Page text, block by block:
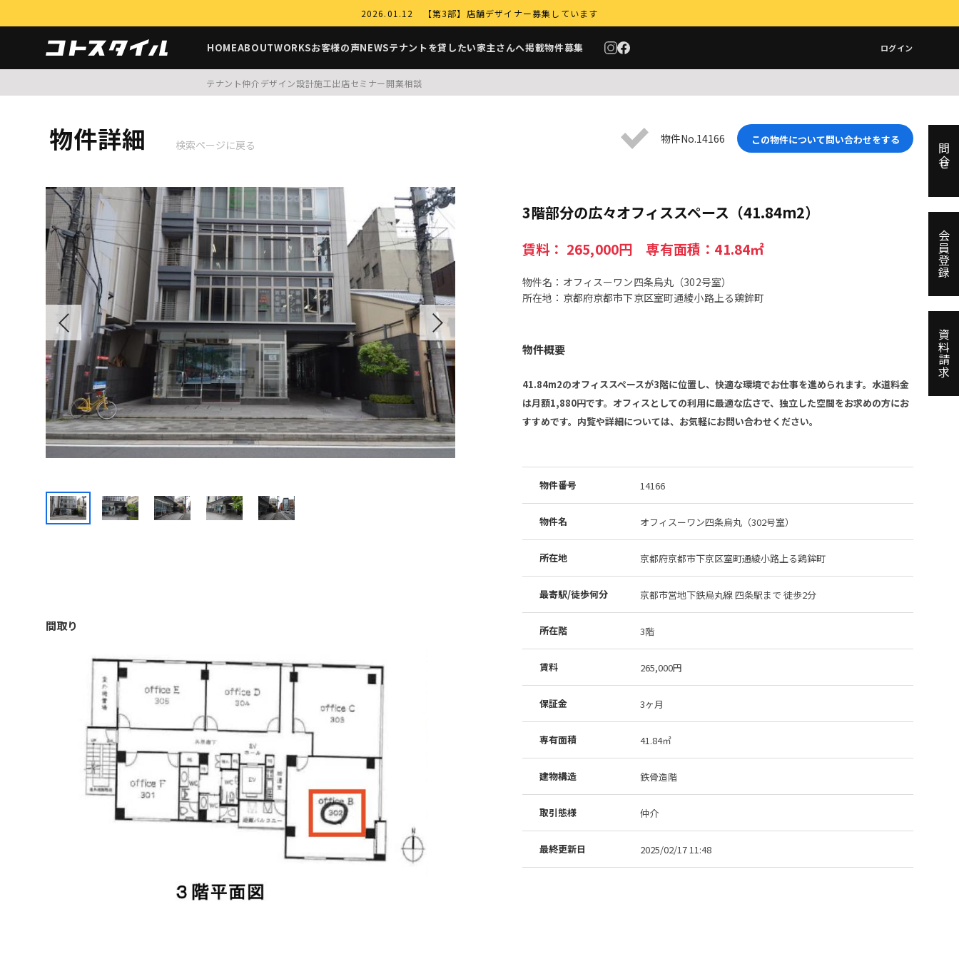
2026.01.12 【第3部】店舗デザイナー募集しています
HOMEABOUTWORKSお客様の声NEWSテナントを貸したい家主さんへ掲載物件募集 ログイン
テナント仲介デザイン設計施工出店セミナー開業相談
物件詳細 検索ページに戻る 物件No.14166 この物件について問い合わせをする
Previous
間取り
3階部分の広々オフィススペース（41.84m2）
賃料： 265,000円 専有面積：41.84㎡
物件名：オフィスーワン四条烏丸（302号室）
所在地：京都府京都市下京区室町通綾小路上る鶏鉾町
物件概要
41.84m2のオフィススペースが3階に位置し、快適な環境でお仕事を進められます。水道料金
は月額1,880円です。オフィスとしての利用に最適な広さで、独立した空間をお求めの方にお
すすめです。内覧や詳細については、お気軽にお問い合わせください。
物件番号 14166
物件名 オフィスーワン四条烏丸（302号室）
所在地 京都府京都市下京区室町通綾小路上る鶏鉾町
最寄駅/徒歩何分 京都市営地下鉄烏丸線 四条駅まで 徒歩2分
所在階 3階
賃料 265,000円
保証金 3ヶ月
専有面積 41.84㎡
建物構造 鉄骨造階
取引態様 仲介
最終更新日 2025/02/17 11:48
問合せ
会員登録
資料請求